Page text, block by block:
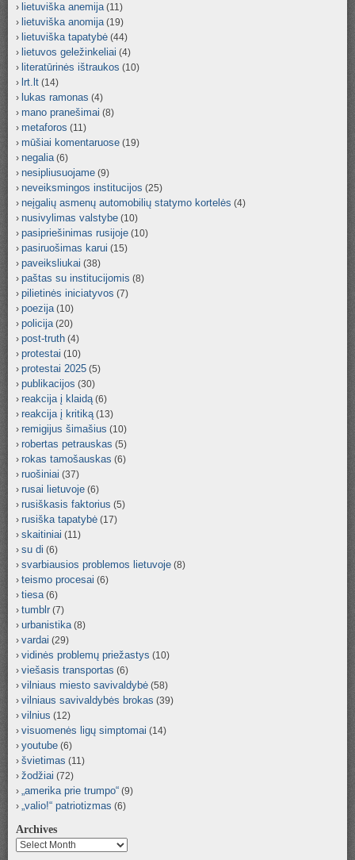
lietuviška anemija(11)
lietuviška anomija(19)
lietuviška tapatybė (44)
lietuvos geležinkeliai (4)
literatūrinės ištraukos (10)
lrt.lt (14)
lukas ramonas (4)
mano pranešimai (8)
metaforos (11)
mūšiai komentaruose (19)
negalia(6)
nesipliusuojame (9)
neveiksmingos institucijos (25)
neįgalių asmenų automobilių statymo kortelės (4)
nusivylimas valstybe (10)
pasipriešinimas rusijoje (10)
pasiruošimas karui (15)
paveiksliukai (38)
paštas su institucijomis (8)
pilietinės iniciatyvos (7)
poezija(10)
policija(20)
post-truth (4)
protestai (10)
protestai 2025 (5)
publikacijos (30)
reakcija į klaidą(6)
reakcija į kritiką(13)
remigijus šimašius (10)
robertas petrauskas (5)
rokas tamošauskas (6)
ruošiniai (37)
rusai lietuvoje (6)
rusiškasis faktorius (5)
rusiška tapatybė (17)
skaitiniai (11)
su di (6)
svarbiausios problemos lietuvoje (8)
teismo procesai (6)
tiesa(6)
tumblr (7)
urbanistika(8)
vardai (29)
vidinės problemų priežastys (10)
viešasis transportas (6)
vilniaus miesto savivaldybė (58)
vilniaus savivaldybės brokas (39)
vilnius (12)
visuomenės ligų simptomai (14)
youtube (6)
švietimas (11)
žodžiai (72)
„amerika prie trumpo“ (9)
„valio!“ patriotizmas (6)
Archives
Archives